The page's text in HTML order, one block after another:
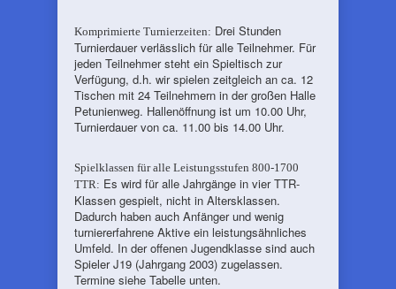
Komprimierte Turnierzeiten: Drei Stunden
Turnierdauer verlässlich für alle Teilnehmer. Für
jeden Teilnehmer steht ein Spieltisch zur
Verfügung, d.h. wir spielen zeitgleich an ca. 12
Tischen mit 24 Teilnehmern in der großen Halle
Petunienweg. Hallenöffnung ist um 10.00 Uhr,
Turnierdauer von ca. 11.00 bis 14.00 Uhr.
Spielklassen für alle Leistungsstufen 800-1700
TTR: Es wird für alle Jahrgänge in vier TTR-
Klassen gespielt, nicht in Altersklassen.
Dadurch haben auch Anfänger und wenig
turniererfahrene Aktive ein leistungsähnliches
Umfeld. In der offenen Jugendklasse sind auch
Spieler J19 (Jahrgang 2003) zugelassen.
Termine siehe Tabelle unten.